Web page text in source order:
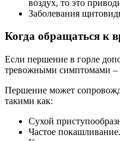
воздух, то это
Заболевания
Когда обращаться к
Если першение в горле
тревожными симптомами –
Першение может
такими как:
Сухой
Частое покашливание.